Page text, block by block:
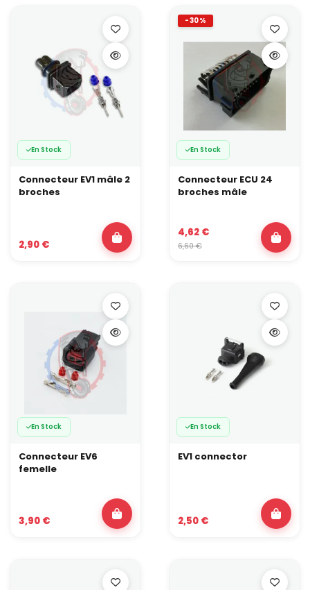
En Stock
Connecteur EV1 mâle 2
broches
2,90 €
-30%
En Stock
Connecteur ECU 24
broches mâle
4,62 €
6,60 €
En Stock
Connecteur EV6
femelle
3,90 €
En Stock
EV1 connector
2,50 €